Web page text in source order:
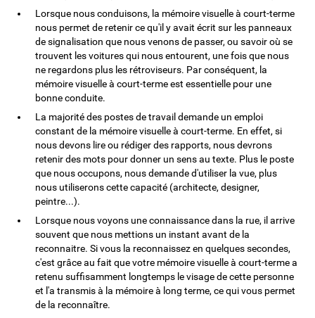
Lorsque nous conduisons, la mémoire visuelle à court-terme
nous permet de retenir ce qu'il y avait écrit sur les panneaux
de signalisation que nous venons de passer, ou savoir où se
trouvent les voitures qui nous entourent, une fois que nous
ne regardons plus les rétroviseurs. Par conséquent, la
mémoire visuelle à court-terme est essentielle pour une
bonne conduite.
La majorité des postes de travail demande un emploi
constant de la mémoire visuelle à court-terme. En effet, si
nous devons lire ou rédiger des rapports, nous devrons
retenir des mots pour donner un sens au texte. Plus le poste
que nous occupons, nous demande d'utiliser la vue, plus
nous utiliserons cette capacité (architecte, designer,
peintre...).
Lorsque nous voyons une connaissance dans la rue, il arrive
souvent que nous mettions un instant avant de la
reconnaitre. Si vous la reconnaissez en quelques secondes,
c'est grâce au fait que votre mémoire visuelle à court-terme a
retenu suffisamment longtemps le visage de cette personne
et l'a transmis à la mémoire à long terme, ce qui vous permet
de la reconnaître.